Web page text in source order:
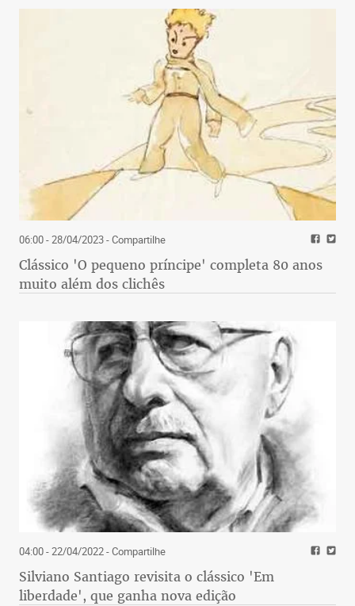
06:00 - 28/04/2023- Compartilhe
Clássico 'O pequeno príncipe' completa 80 anos
muito além dos clichês
04:00 - 22/04/2022- Compartilhe
Silviano Santiago revisita o clássico 'Em
liberdade', que ganha nova edição